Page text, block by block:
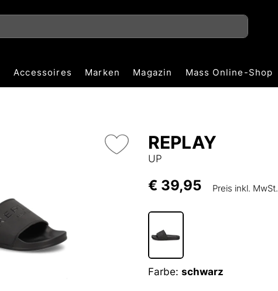
Accessoires Marken Magazin Mass Online-Shop
REPLAY
UP
€ 39,95 Preis inkl. MwSt.
Farbe: schwarz